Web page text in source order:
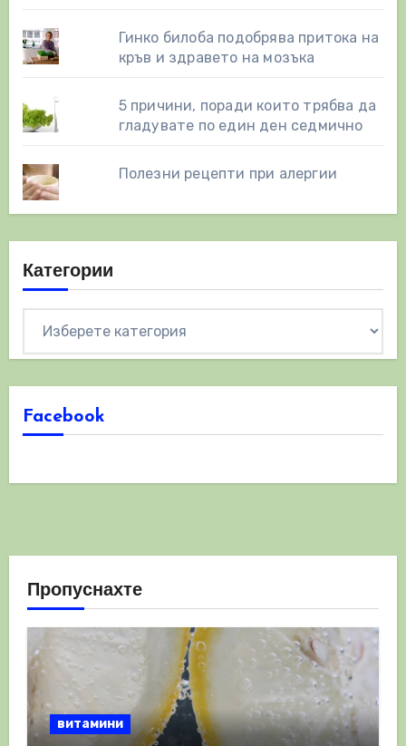
Гинко билоба подобрява притока на
кръв и здравето на мозъка
5 причини, поради които трябва да
гладувате по един ден седмично
Полезни рецепти при алергии
Категории
Facebook
Пропуснахте
витамини